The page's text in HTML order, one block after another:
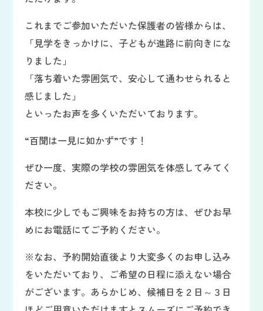
これまでご参加いただいた保護者の皆様からは、
「見学をきっかけに、子どもが進路に前向きにな
りました」
「落ち着いた雰囲気で、安心して通わせられると
感じました」
といったお声を多くいただいております。
“百聞は一見に如かず”です！
ぜひ一度、実際の学校の雰囲気を体感してみてく
ださい。
本校に少しでもご興味をお持ちの方は、ぜひお早
めにお電話にてご予約ください。
※なお、予約開始直後より大変多くのお申し込み
をいただいており、ご希望の日程に添えない場合
がございます。あらかじめ、候補日を２日～３日